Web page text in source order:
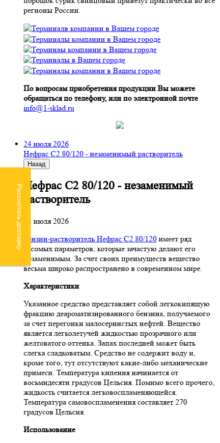
регионы России.
По вопросам приобретения продукции Вы можете
обращаться по телефону, или по электронной почте
info@1-sklad.ru
24 июля 2026
Нефрас С2 80/120 - незаменимый растворитель
Назад
Нефрас С2 80/120 - незаменимый
растворитель
24 июля 2026
Бензин-растворитель Нефрас С2 80/120 имеет ряд
весомых параметров, которые зачастую делают его
незаменимым. За счет своих преимуществ вещество
весьма широко распространено в современном мире.
Характеристики
Указанное средство представляет собой легкокипящую
фракцию деароматизированного бензина, получаемого
за счет перегонки малосернистых нефтей. Вещество
является легколетучей жидкостью прозрачного или
желтоватого оттенка. Запах последней может быть
слегка сладковатым. Средство не содержит воду и,
кроме того, тут отсутствуют какие-либо механические
примеси. Температура кипения начинается от
восьмидесяти градусов Цельсия. Помимо всего прочего,
жидкость считается легковоспламеняющейся.
Температура самовоспламенения составляет 270
градусов Цельсия.
Использование
Рассчитать доставку